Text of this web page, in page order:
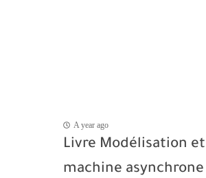
A year ago
Livre Modélisation
machine asynchrone